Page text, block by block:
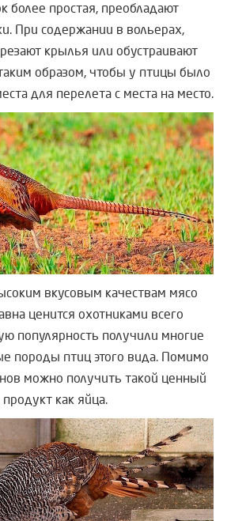
более простая, преобладают
При содержании в вольерах,
крылья или обустраивают
образом, чтобы у птицы было
для перелета с места на место.
вкусовым качествам мясо
ценится охотниками всего
популярность получили многие
породы птиц этого вида. Помимо
можно получить такой ценный
как яйца.